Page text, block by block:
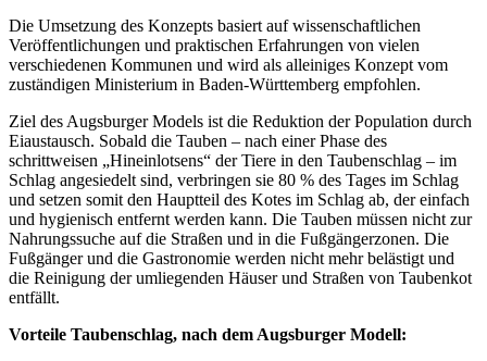
Die Umsetzung des Konzepts basiert auf wissenschaftlichen
Veröffentlichungen und praktischen Erfahrungen von vielen
verschiedenen Kommunen und wird als alleiniges Konzept vom
zuständigen Ministerium in Baden-Württemberg empfohlen.
Ziel des Augsburger Models ist die Reduktion der Population durch
Eiaustausch. Sobald die Tauben – nach einer Phase des
schrittweisen „Hineinlotsens“ der Tiere in den Taubenschlag – im
Schlag angesiedelt sind, verbringen sie 80 % des Tages im Schlag
und setzen somit den Hauptteil des Kotes im Schlag ab, der einfach
und hygienisch entfernt werden kann. Die Tauben müssen nicht zur
Nahrungssuche auf die Straßen und in die Fußgängerzonen. Die
Fußgänger und die Gastronomie werden nicht mehr belästigt und
die Reinigung der umliegenden Häuser und Straßen von Taubenkot
entfällt.
Vorteile Taubenschlag, nach dem Augsburger Modell: